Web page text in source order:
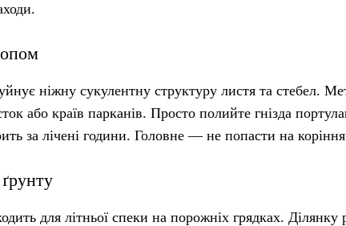
ніжну сукулентну структуру листя та стебел.
або країв парканів. Просто полийте гнізда
за лічені години. Головне — не попасти на
для літньої спеки на порожніх грядках.